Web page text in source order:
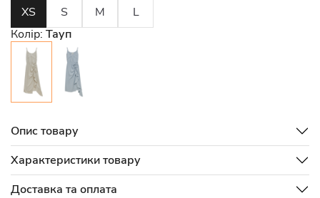
XS S M
L
Колір: Тауп
Опис товару
Характеристики товару
Доставка та оплата